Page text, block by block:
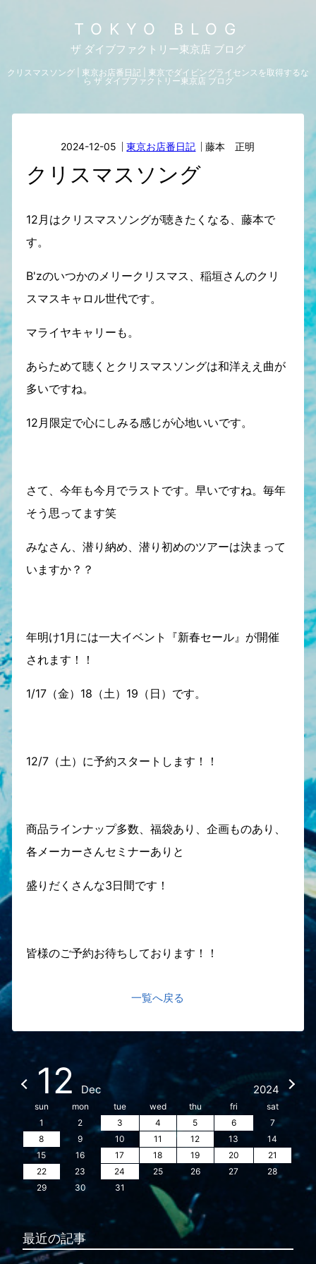
TOKYO BLOG
ザ ダイブファクトリー東京店 ブログ
クリスマスソング | 東京お店番日記 | 東京でダイビングライセンスを取得するな
ら ザ ダイブファクトリー東京店 ブログ
2024-12-05 東京お店番日記 藤本 正明
クリスマスソング
12月はクリスマスソングが聴きたくなる、藤本で
す。
B'zのいつかのメリークリスマス、稲垣さんのクリ
スマスキャロル世代です。
マライヤキャリーも。
あらためて聴くとクリスマスソングは和洋ええ曲が
多いですね。
12月限定で心にしみる感じが心地いいです。
さて、今年も今月でラストです。早いですね。毎年
そう思ってます笑
みなさん、潜り納め、潜り初めのツアーは決まって
いますか？？
年明け1月には一大イベント『新春セール』が開催
されます！！
1/17（金）18（土）19（日）です。
12/7（土）に予約スタートします！！
商品ラインナップ多数、福袋あり、企画ものあり、
各メーカーさんセミナーありと
盛りだくさんな3日間です！
皆様のご予約お待ちしております！！
一覧へ戻る
12 Dec 2024
sun mon tue wed thu fri
sat
1
2 3 4 5 6
7
8
9 10 11 12 13
14
15
16 17 18 19 20
21
22
23 24 25 26 27
28
29
30 31
最近の記事